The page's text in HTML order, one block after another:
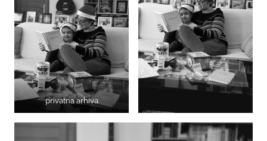
privatna arhiva